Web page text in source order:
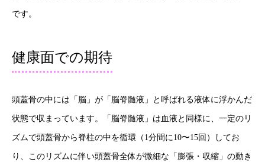
です。
健康面での期待
頭蓋骨の中には「脳」が「脳脊髄液」と呼ばれる液体に浮かんだ
状態で収まっています。「脳脊髄液」は血液と同様に、一定のリ
ズムで頭蓋骨から脊柱の中を循環（1分間に10〜15回）してお
り、このリズムに伴い頭蓋骨全体が微細な「膨張・収縮」の動き